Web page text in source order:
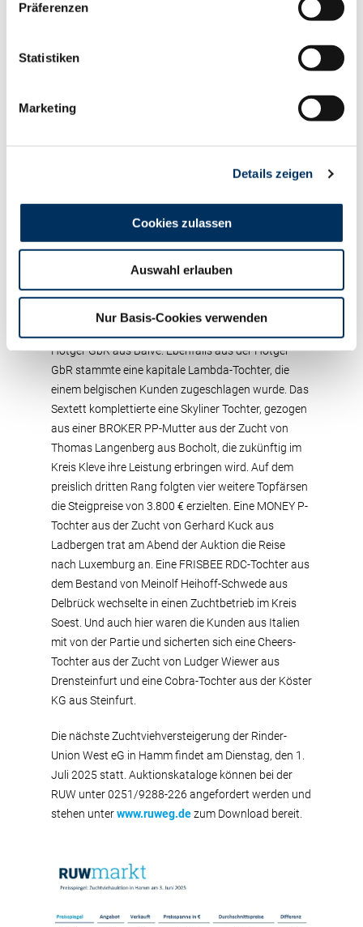
Präferenzen
Statistiken
Marketing
Details zeigen
Cookies zulassen
Auswahl erlauben
Nur Basis-Cookies verwenden
weit über 40 kg Einsatzleistung und einem
Tageshöchstpreis von 4.000 € am Färsenmarkt wert
im oberen Segment nochmals untermauerte. Den
Baumeister aus Gütersloh an einen Stammkunden
aus Italien verkauft wurde. Ein Züchter aus dem
Kreis Soest sicherte sich eine COSINUS-Tochter aus
dem Kontigent von Michael Stöppel aus Lippetal
Hötger GbR aus Balve. Ebenfalls aus der Hötger
GbR stammte eine kapitale Lambda-Tochter, die
einem belgischen Kunden zugeschlagen wurde. Das
Sextett komplettierte eine Skyliner Tochter, gezogen
aus einer BROKER PP-Mutter aus der Zucht von
Thomas Langenberg aus Bocholt, die zukünftig im
Kreis Kleve ihre Leistung erbringen wird. Auf dem
preislich dritten Rang folgten vier weitere Topfärsen
die Steigpreise von 3.800 € erzielten. Eine MONEY P-
Tochter aus der Zucht von Gerhard Kuck aus
Ladbergen trat am Abend der Auktion die Reise
nach Luxemburg an. Eine FRISBEE RDC-Tochter aus
dem Bestand von Meinolf Heihoff-Schwede aus
Delbrück wechselte in einen Zuchtbetrieb im Kreis
Soest. Und auch hier waren die Kunden aus Italien
mit von der Partie und sicherten sich eine Cheers-
Tochter aus der Zucht von Ludger Wiewer aus
Drensteinfurt und eine Cobra-Tochter aus der Köster
KG aus Steinfurt.
Die nächste Zuchtviehversteigerung der Rinder-
Union West eG in Hamm findet am Dienstag, den 1.
Juli 2025 statt. Auktionskataloge können bei der
RUW unter 0251/9288-226 angefordert werden und
stehen unterwww.ruweg.dezum Download bereit.